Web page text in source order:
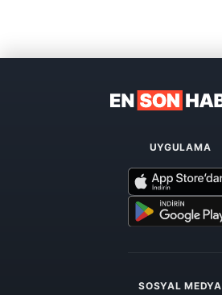
UYGULAMA
SOSYAL MEDYA